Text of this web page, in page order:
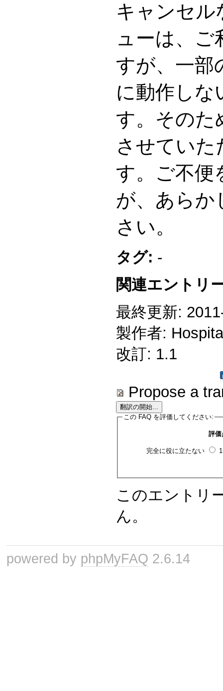
キャンセル
ューは、ご
すが、一部
に動作しな
す。そのた
させてい
す。ご不便
が、あらか
さい。
タグ: -
関連エントリ
最終更新:
製作者:
改訂: 1.1
Propose a
この FAQ を評価してください:
評価
完全に役に立たない
このエントリ
ん。
powered by phpMyFAQ 2.6.14